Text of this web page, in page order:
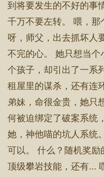
到将要发生的不好的事
千万不要左转。 喂，
呀，师父，出去抓坏人
不完的心。 她只想当
个孩子，却引出了一系
租屋里的谋杀，还有连
弟妹，命很金贵，她只
何被迫绑定了破案系统
她，神他喵的坑人系统
可以。 什么？随机奖
顶级攀岩技能，还有...